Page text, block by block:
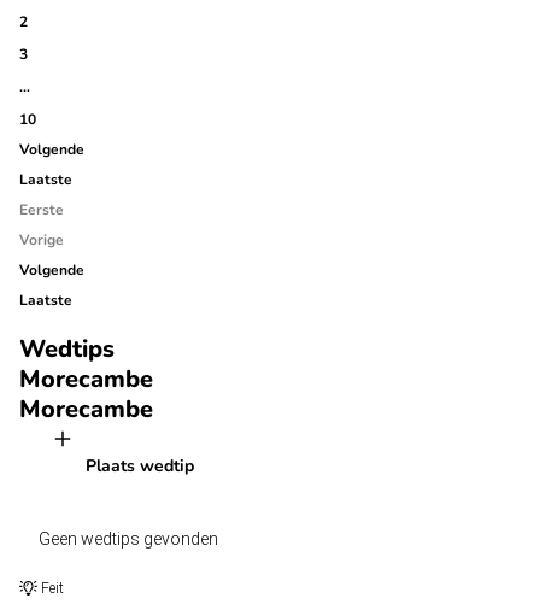
2
3
…
10
Volgende
Laatste
Eerste
Vorige
Volgende
Laatste
Wedtips
Morecambe
Morecambe
Plaats wedtip
Geen wedtips gevonden
Feit